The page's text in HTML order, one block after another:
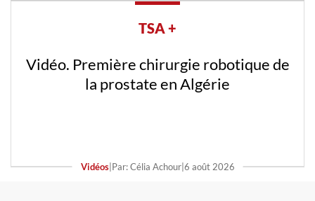
TSA +
Vidéo. Première chirurgie robotique de
la prostate en Algérie
Vidéos| Par: Célia Achour| 6 août 2026